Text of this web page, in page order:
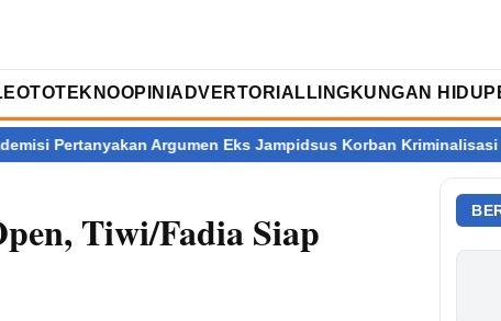
OTOTEKNOOPINI ADVERTORIAL LINGKUNGAN HIDUP
Argumen Eks Jampidsus Korban Kriminalisasi
Tiwi/Fadia Siap